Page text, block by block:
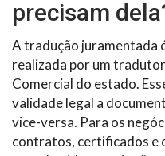
precisam
A tradução juramentada
realizada por um
Comercial do estado.
validade legal a
vice-versa. Para os
contratos, certificados e